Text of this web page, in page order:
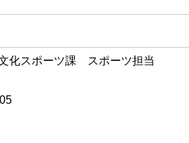
スポーツ課 スポーツ担当